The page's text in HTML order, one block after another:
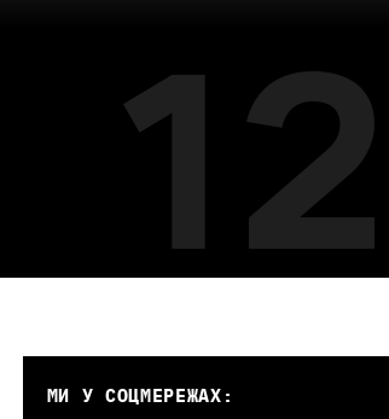
12
МИ У СОЦМЕРЕЖАХ: